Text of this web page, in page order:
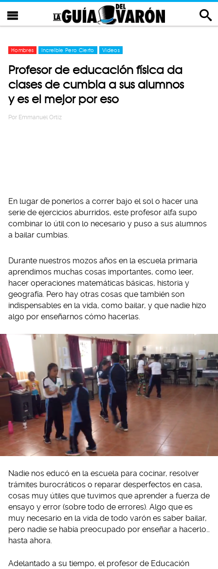
Hombres Increíble Pero Cierto Videos
Profesor de educación física da
clases de cumbia a sus alumnos
y es el mejor por eso
Por Emmanuel Ortiz
En lugar de ponerlos a correr bajo el sol o hacer una
serie de ejercicios aburridos, este profesor alfa supo
combinar lo útil con lo necesario y puso a sus alumnos
a bailar cumbias.
Durante nuestros mozos años en la escuela primaria
aprendimos muchas cosas importantes, como leer,
hacer operaciones matemáticas básicas, historia y
geografía. Pero hay otras cosas que también son
indispensables en la vida, como bailar, y que nadie hizo
algo por enseñarnos cómo hacerlas.
Nadie nos educó en la escuela para cocinar, resolver
trámites burocráticos o reparar desperfectos en casa,
cosas muy útiles que tuvimos que aprender a fuerza de
ensayo y error (sobre todo de errores). Algo que es
muy necesario en la vida de todo varón es saber bailar,
pero nadie se había preocupado por enseñar a hacerlo…
hasta ahora.
Adelantado a su tiempo, el profesor de Educación